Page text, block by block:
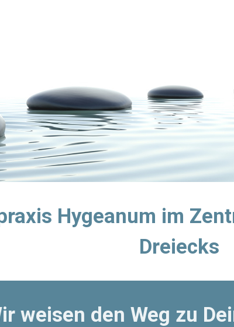
Hygeanum im
Dreiecks
weisen den Weg zu